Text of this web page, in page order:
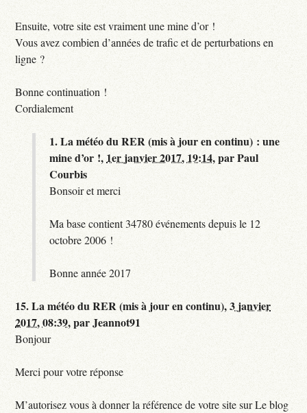
Ensuite, votre site est vraiment une mine d’or !
Vous avez combien d’années de trafic et de perturbations en
ligne ?
Bonne continuation !
Cordialement
1.La météo du RER (mis à jour en continu) : une
mine d’or !, 1er janvier 2017, 19:14,parPaul
Courbis
Bonsoir et merci
Ma base contient 34780 événements depuis le 12
octobre 2006 !
Bonne année 2017
15.La météo du RER (mis à jour en continu),3 janvier
2017, 08:39,parJeannot91
Bonjour
Merci pour votre réponse
M’autorisez vous à donner la référence de votre site sur Le blog